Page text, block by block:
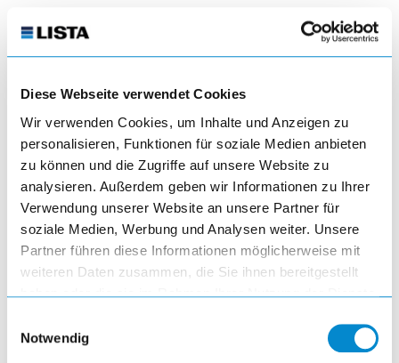
Diese Webseite verwendet Cookies
Wir verwenden Cookies, um Inhalte und Anzeigen zu
personalisieren, Funktionen für soziale Medien anbieten
zu können und die Zugriffe auf unsere Website zu
analysieren. Außerdem geben wir Informationen zu Ihrer
Verwendung unserer Website an unsere Partner für
soziale Medien, Werbung und Analysen weiter. Unsere
Partner führen diese Informationen möglicherweise mit
weiteren Daten zusammen, die Sie ihnen bereitgestellt
haben oder die sie im Rahmen Ihrer Nutzung der Dienste
Notwendig
Akkuladeschränke mit Garderoben
visibility
article
Akkuladeschränke mit Schubladen